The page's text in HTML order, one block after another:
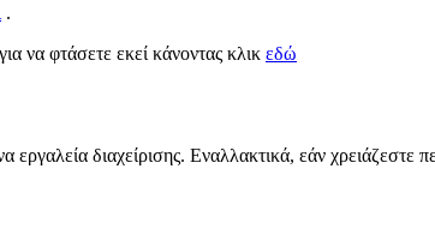
.
να φτάσετε εκεί κάνοντας κλικ εδώ
εργαλεία διαχείρισης. Εναλλακτικά, εάν χρειάζεστε